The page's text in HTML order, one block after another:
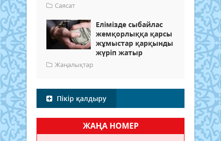
Саясат
Елімізде сыбайлас
жемқорлыққа қарсы
жұмыстар қарқынды
жүріп жатыр
Жаңалықтар
Пікір қалдыру
ЖАҢА НОМЕР